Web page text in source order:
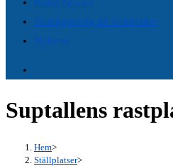
Snabbgenväg till webbsidor
Nyheter
Suptallens
Hem>
Ställplatser>